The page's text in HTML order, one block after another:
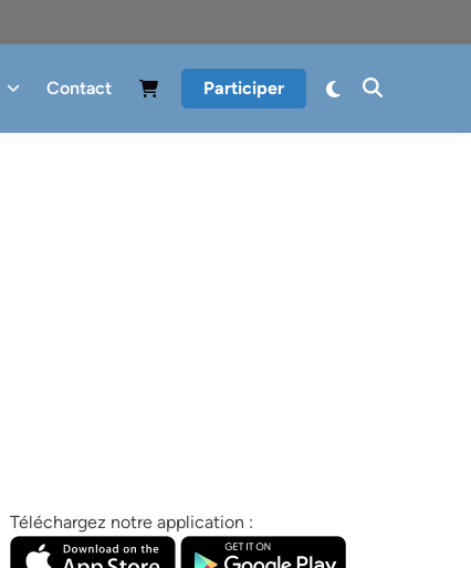
Contact Participer
Téléchargez notre application :